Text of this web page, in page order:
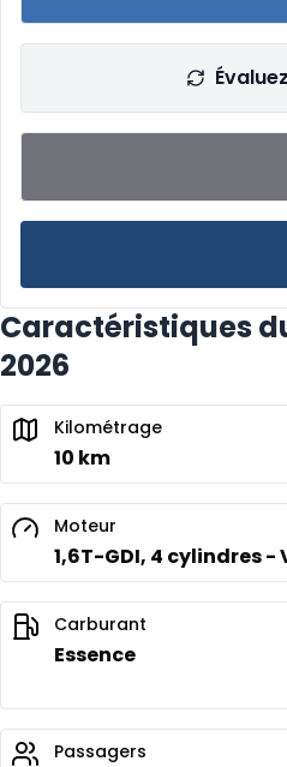
Caractéristiques
2026
Kilométrage
10 km
Moteur
1,6T-GDI, 4 cylindres -
Carburant
Essence
Passagers